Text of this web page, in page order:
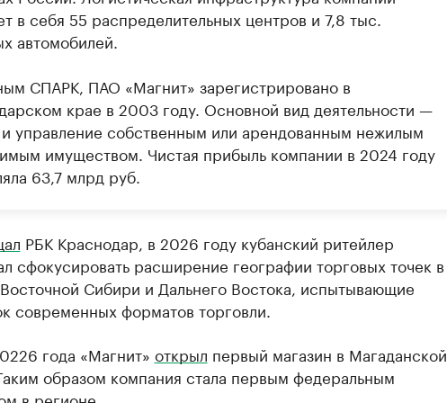
в себя 55 распределительных центров и 7,8 тыс.
автомобилей.
СПАРК, ПАО «Магнит» зарегистрировано в
крае в 2003 году. Основной вид деятельности —
управление собственным или арендованным нежилым
имуществом. Чистая прибыль компании в 2024 году
63,7 млрд руб.
РБК Краснодар, в 2026 году кубанский ритейлер
сфокусировать расширение географии торговых точек в
Сибири и Дальнего Востока, испытывающие
современных форматов торговли.
года «Магнит» открыл первый магазин в Магаданской
образом компания стала первым федеральным